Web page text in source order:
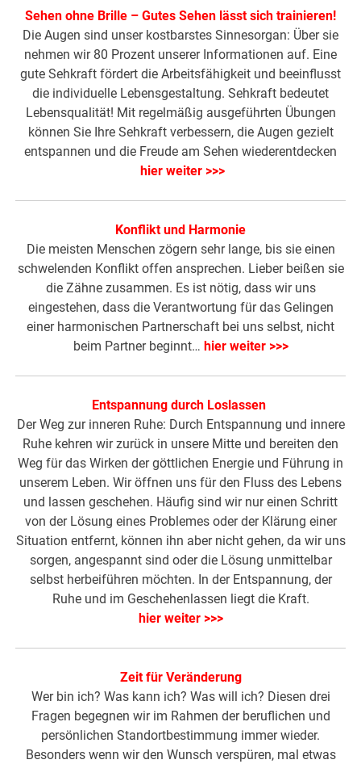
Sehen ohne Brille – Gutes Sehen lässt sich trainieren!
Die Augen sind unser kostbarstes Sinnesorgan: Über sie
nehmen wir 80 Prozent unserer Informationen auf. Eine
gute Sehkraft fördert die Arbeitsfähigkeit und beeinflusst
die individuelle Lebensgestaltung. Sehkraft bedeutet
Lebensqualität! Mit regelmäßig ausgeführten Übungen
können Sie Ihre Sehkraft verbessern, die Augen gezielt
entspannen und die Freude am Sehen wiederentdecken
hier weiter >>>
Konflikt und Harmonie
Die meisten Menschen zögern sehr lange, bis sie einen
schwelenden Konflikt offen ansprechen. Lieber beißen sie
die Zähne zusammen. Es ist nötig, dass wir uns
eingestehen, dass die Verantwortung für das Gelingen
einer harmonischen Partnerschaft bei uns selbst, nicht
beim Partner beginnt… hier weiter >>>
Entspannung durch Loslassen
Der Weg zur inneren Ruhe: Durch Entspannung und innere
Ruhe kehren wir zurück in unsere Mitte und bereiten den
Weg für das Wirken der göttlichen Energie und Führung in
unserem Leben. Wir öffnen uns für den Fluss des Lebens
und lassen geschehen. Häufig sind wir nur einen Schritt
von der Lösung eines Problemes oder der Klärung einer
Situation entfernt, können ihn aber nicht gehen, da wir uns
sorgen, angespannt sind oder die Lösung unmittelbar
selbst herbeiführen möchten. In der Entspannung, der
Ruhe und im Geschehenlassen liegt die Kraft.
hier weiter >>>
Zeit für Veränderung
Wer bin ich? Was kann ich? Was will ich? Diesen drei
Fragen begegnen wir im Rahmen der beruflichen und
persönlichen Standortbestimmung immer wieder.
Besonders wenn wir den Wunsch verspüren, mal etwas